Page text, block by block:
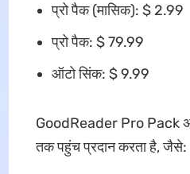
प्रो पैक (मासिक): $ 2.99
प्रो पैक: $ 79.99
ऑटो सिंक: $ 9.99
GoodReader Pro Pack
तक पहुंच प्रदान करता है, जैसे: